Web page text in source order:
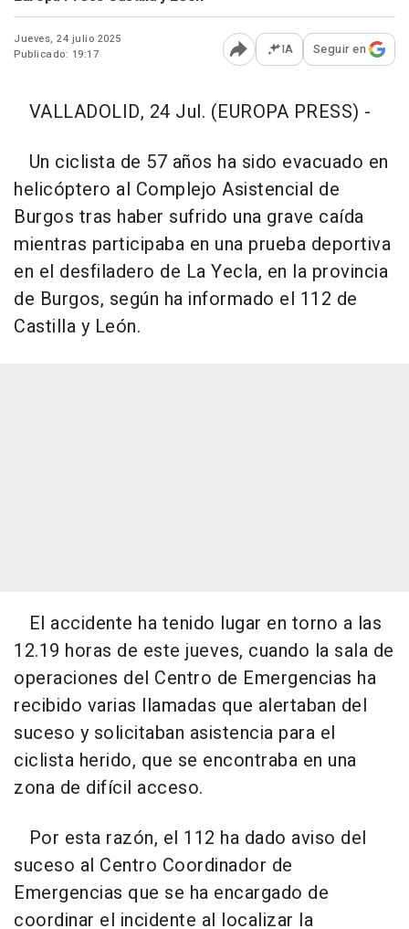
Jueves, 24 julio 2025
Publicado: 19:17
Abrir opciones para
IA Seguir en
VALLADOLID, 24 Jul. (EUROPA PRESS) -
Un ciclista de 57 años ha sido evacuado en
helicóptero al Complejo Asistencial de
Burgos tras haber sufrido una grave caída
mientras participaba en una prueba deportiva
en el desfiladero de La Yecla, en la provincia
de Burgos, según ha informado el 112 de
Castilla y León.
El accidente ha tenido lugar en torno a las
12.19 horas de este jueves, cuando la sala de
operaciones del Centro de Emergencias ha
recibido varias llamadas que alertaban del
suceso y solicitaban asistencia para el
ciclista herido, que se encontraba en una
zona de difícil acceso.
Por esta razón, el 112 ha dado aviso del
suceso al Centro Coordinador de
Emergencias que se ha encargado de
coordinar el incidente al localizar la